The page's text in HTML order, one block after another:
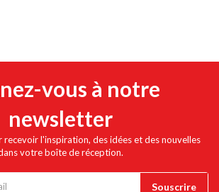
vous à notre
newsletter
l'inspiration, des idées et des nouvelles
votre boîte de réception.